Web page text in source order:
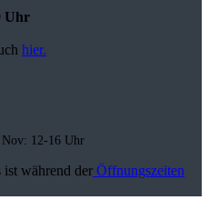
Uhr
hier.
Nov: 12-16 Uhr
ist während der Öffnungszeiten